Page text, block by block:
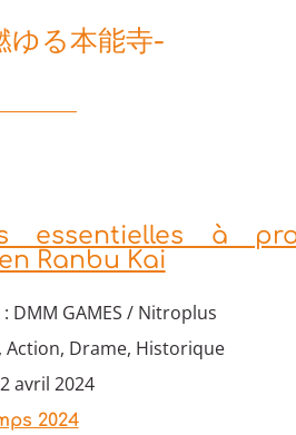
ゆる本能寺-
essentielles à
Ranbu Kai
DMM GAMES / Nitroplus
Action, Drame, Historique
avril 2024
2024